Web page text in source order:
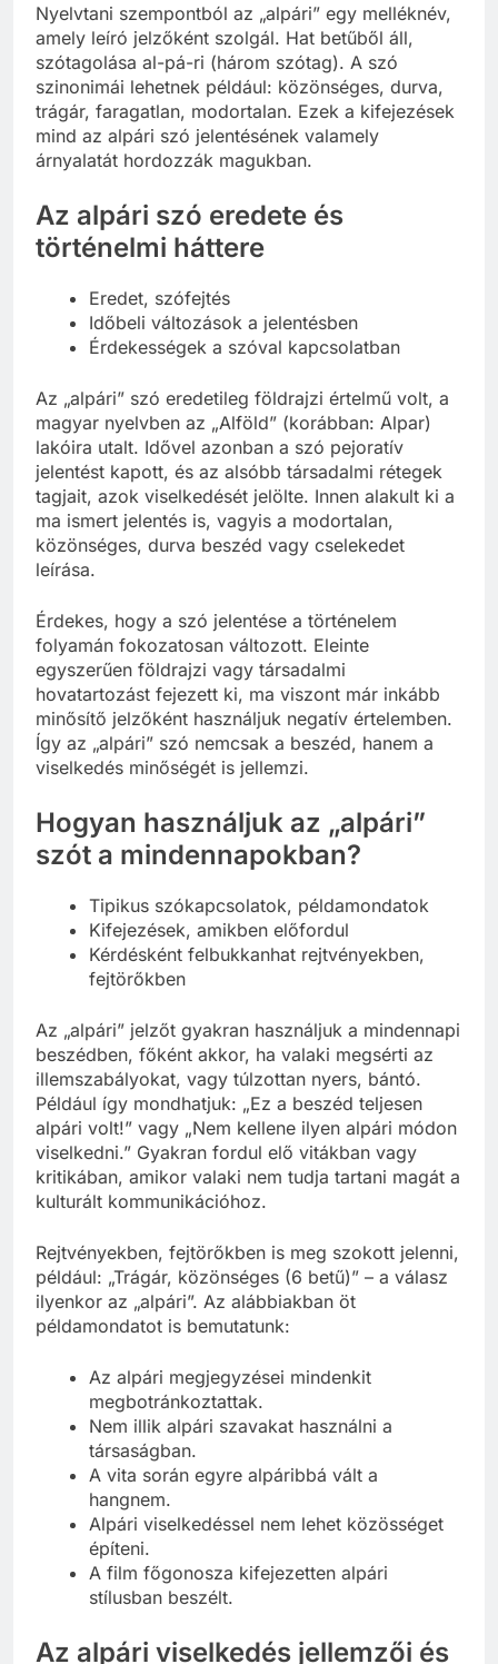
Nyelvtani szempontból az „alpári” egy melléknév,
amely leíró jelzőként szolgál. Hat betűből áll,
szótagolása al-pá-ri (három szótag). A szó
szinonimái lehetnek például: közönséges, durva,
trágár, faragatlan, modortalan. Ezek a kifejezések
mind az alpári szó jelentésének valamely
árnyalatát hordozzák magukban.
Az alpári szó eredete és
történelmi háttere
Eredet, szófejtés
Időbeli változások a jelentésben
Érdekességek a szóval kapcsolatban
Az „alpári” szó eredetileg földrajzi értelmű volt, a
magyar nyelvben az „Alföld” (korábban: Alpar)
lakóira utalt. Idővel azonban a szó pejoratív
jelentést kapott, és az alsóbb társadalmi rétegek
tagjait, azok viselkedését jelölte. Innen alakult ki a
ma ismert jelentés is, vagyis a modortalan,
közönséges, durva beszéd vagy cselekedet
leírása.
Érdekes, hogy a szó jelentése a történelem
folyamán fokozatosan változott. Eleinte
egyszerűen földrajzi vagy társadalmi
hovatartozást fejezett ki, ma viszont már inkább
minősítő jelzőként használjuk negatív értelemben.
Így az „alpári” szó nemcsak a beszéd, hanem a
viselkedés minőségét is jellemzi.
Hogyan használjuk az „alpári”
szót a mindennapokban?
Tipikus szókapcsolatok, példamondatok
Kifejezések, amikben előfordul
Kérdésként felbukkanhat rejtvényekben,
fejtörőkben
Az „alpári” jelzőt gyakran használjuk a mindennapi
beszédben, főként akkor, ha valaki megsérti az
illemszabályokat, vagy túlzottan nyers, bántó.
Például így mondhatjuk: „Ez a beszéd teljesen
alpári volt!” vagy „Nem kellene ilyen alpári módon
viselkedni.” Gyakran fordul elő vitákban vagy
kritikában, amikor valaki nem tudja tartani magát a
kulturált kommunikációhoz.
Rejtvényekben, fejtörőkben is meg szokott jelenni,
például: „Trágár, közönséges (6 betű)” – a válasz
ilyenkor az „alpári”. Az alábbiakban öt
példamondatot is bemutatunk:
Az alpári megjegyzései mindenkit
megbotránkoztattak.
Nem illik alpári szavakat használni a
társaságban.
A vita során egyre alpáribbá vált a
hangnem.
Alpári viselkedéssel nem lehet közösséget
építeni.
A film főgonosza kifejezetten alpári
stílusban beszélt.
Az alpári viselkedés jellemzői és